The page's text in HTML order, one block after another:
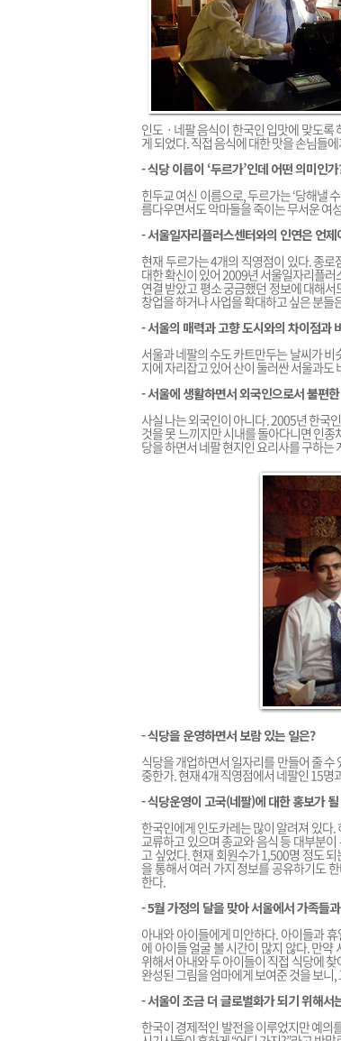
인도ㆍ네팔 음식이 한국인 입맛에 맞도록
게 되었다. 직접 음식에 대한 맛을 손님들
- 식당 이름이 ‘두르가’인데 어떤 의미인가
힌두교 여신 이름으로, 두르가는 ‘당해낼
름다우면서도 악마들을 죽이는 무서운 여
- 서울일자리플러스센터와의 인연은 언
현재 두르가는 4개의 직영점이 있다. 종
대한 확신이 있어 2009년 서울일자리플
연결 받았고 평소 궁금했던 정보에 대해
창업을 하거나 사업을 확대하고 싶은 분들
- 서울의 매력과 고향 도시와의 차이점과
서울과 네팔의 수도 카트만두는 날씨가
지에 자리잡고 있어 산이 둘러싼 서울과도
- 서울에 생활하면서 외국인으로서 불편
사실 나는 외국인이 아니다. 2005년 한국
것을 못 느끼지만 시내를 돌아다니면 인
당을 하면서 네팔 현지인 요리사를 구하는
- 식당을 운영하면서 보람 있는 일은?
식당을 개업하면서 일자리를 만들어 줄
중한가. 현재 4개 직영점에서 네팔인 15명
- 식당운영이 고국(네팔)에 대한 홍보가
한국인에게 인도카레는 많이 알려져 있다.
교류하고 있으며 종교와 음식 등 대부분
고 싶었다. 현재 회원수가 1,500명 정도
을 통해서 여러 가지 정보를 공유하기도
한다.
- 5월 가정의 달을 맞아 서울에서 가족들
아내와 아이들에게 미안하다. 아이들과
에 아이들 얼굴 볼 시간이 많지 않다. 만
위해서 아내와 두 아이들이 직접 식당에
완성된 그림을 엄마에게 보여준 것을 보니
- 서울이 조금 더 글로벌화가 되기 위해서
한국이 경제적인 발전을 이루었지만 예의